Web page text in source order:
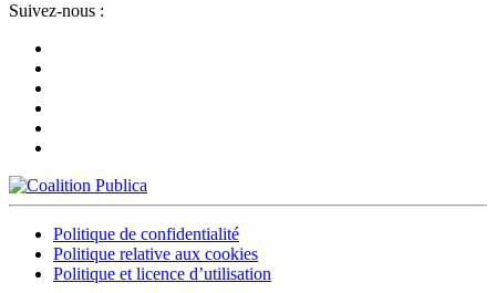
Suivez-nous :
Politique de confidentialité
Politique relative aux cookies
Politique et licence d’utilisation